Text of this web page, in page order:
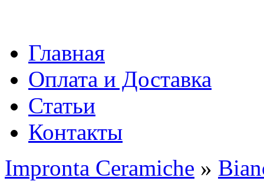
Главная
Оплата и Доставка
Статьи
Контакты
Impronta Ceramiche »